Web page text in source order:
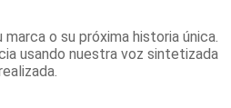
o su próxima historia única.
usando nuestra voz sintetizada